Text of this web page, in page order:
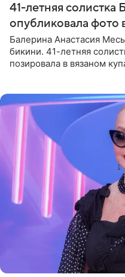
41-летняя солистка
опубликовала фото
Балерина Анастасия
бикини. 41-летняя
позировала в вязаном